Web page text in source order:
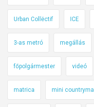
Urban Collëctif ICE
3-as metró megállás
főpolgármester videó
matrica mini